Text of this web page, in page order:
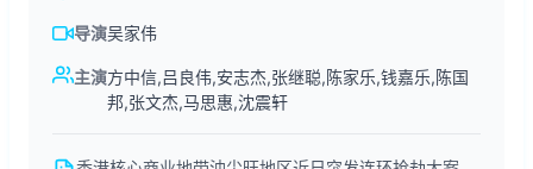
导演吴家伟
主演方中信,吕良伟,安志杰,张继聪,陈家乐,钱嘉乐,陈国
邦,张文杰,马思惠,沈震轩